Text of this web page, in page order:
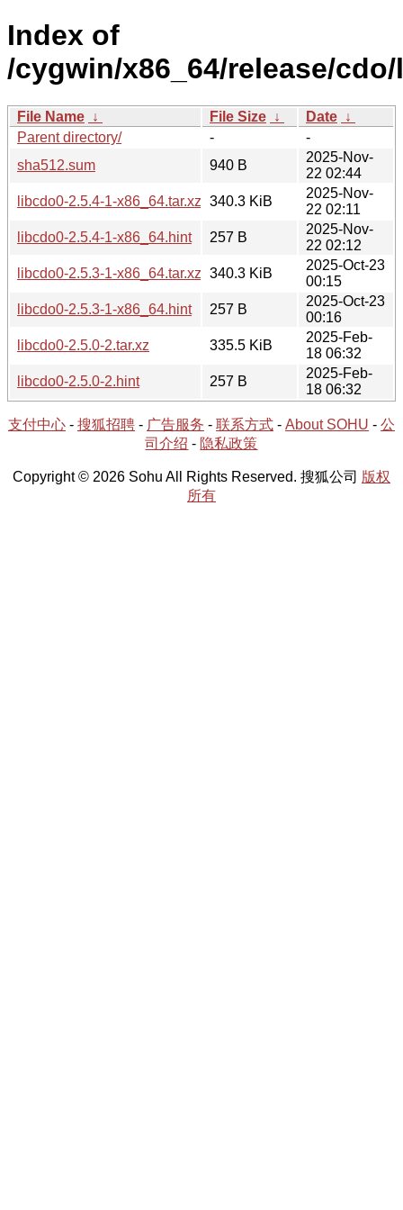
Index of
/cygwin/x86_64/release/
File Name ↓ File Size ↓ Date ↓
Parent directory/
-
-
sha512.sum
940 B
2025-Nov-
22 02:44
libcdo0-2.5.4-1-x86_64.tar.xz 340.3 KiB
2025-Nov-
22 02:11
libcdo0-2.5.4-1-x86_64.hint
257 B
2025-Nov-
22 02:12
libcdo0-2.5.3-1-x86_64.tar.xz 340.3 KiB
2025-Oct-23
00:15
libcdo0-2.5.3-1-x86_64.hint
257 B
2025-Oct-23
00:16
libcdo0-2.5.0-2.tar.xz
335.5 KiB
2025-Feb-
18 06:32
libcdo0-2.5.0-2.hint
257 B
2025-Feb-
18 06:32
支付中心 - 搜狐招聘 - 广告服务 - 联系方式 - About SOHU - 公
司介绍 - 隐私政策
Copyright © 2026 Sohu All Rights Reserved. 搜狐公司 版权
所有